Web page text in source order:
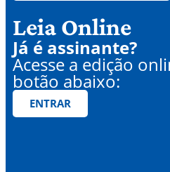
Leia Online
Já é assinante?
Acesse a edição
botão abaixo:
ENTRAR